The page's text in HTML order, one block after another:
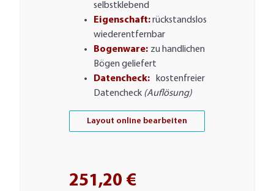
selbstklebend
Eigenschaft:rückstandslos
wiederentfernbar
Bogenware:zu handlichen
Bögen geliefert
Datencheck:kostenfreier
Datencheck (Auflösung)
Layout online bearbeiten
251,20 €